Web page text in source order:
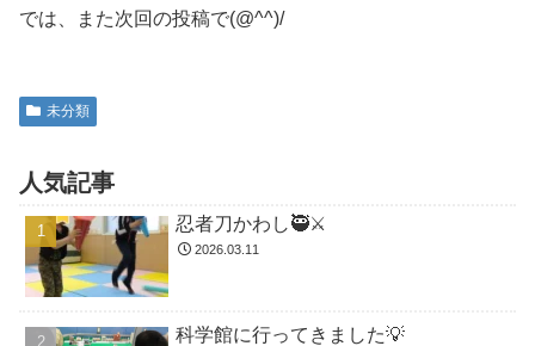
では、また次回の投稿で(@^^)/
未分類
人気記事
忍者刀かわし🥷⚔️
2026.03.11
科学館に行ってきました💡